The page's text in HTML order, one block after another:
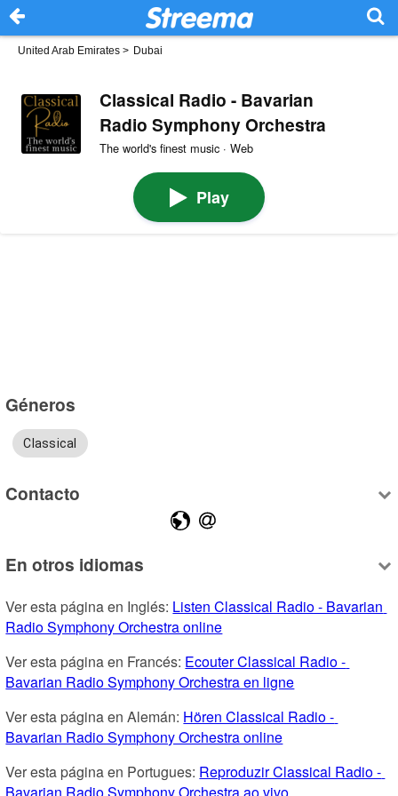
United Arab Emirates > Dubai
Classical Radio - Bavarian
Radio Symphony Orchestra
The world's finest music · Web
Play
Géneros
Classical
Contacto
En otros idiomas
Ver esta página en Inglés: Listen Classical Radio - Bavarian
Radio Symphony Orchestra online
Ver esta página en Francés: Ecouter Classical Radio -
Bavarian Radio Symphony Orchestra en ligne
Ver esta página en Alemán: Hören Classical Radio -
Bavarian Radio Symphony Orchestra online
Ver esta página en Portugues: Reproduzir Classical Radio -
Bavarian Radio Symphony Orchestra ao vivo